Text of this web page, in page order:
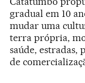
gradual em 10
mudar uma
terra própria,
saúde, estradas,
de